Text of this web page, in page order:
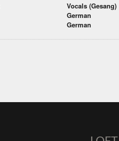
Vocals (Gesang)
German
German